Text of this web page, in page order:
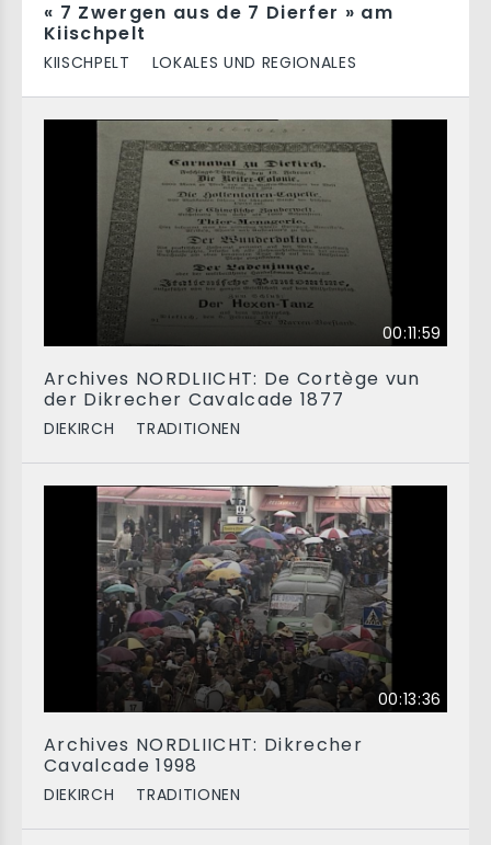
« 7 Zwergen aus de 7 Dierfer » am
Kiischpelt
KIISCHPELT LOKALES UND REGIONALES
00:11:59
Archives NORDLIICHT: De Cortège vun
der Dikrecher Cavalcade 1877
DIEKIRCH TRADITIONEN
00:13:36
Archives NORDLIICHT: Dikrecher
Cavalcade 1998
DIEKIRCH TRADITIONEN